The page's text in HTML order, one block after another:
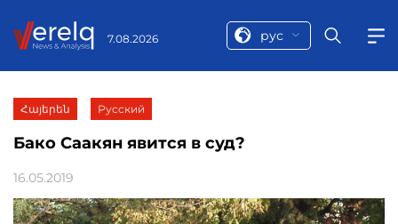
7.08.2026 рус
Հայերեն Русский
Бако Саакян явится в суд?
16.05.2019